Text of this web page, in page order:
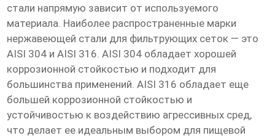
стали напрямую зависит от используемого
материала. Наиболее распространенные марки
нержавеющей стали для фильтрующих сеток — это
AISI 304 и AISI 316. AISI 304 обладает хорошей
коррозионной стойкостью и подходит для
большинства применений. AISI 316 обладает еще
большей коррозионной стойкостью и
устойчивостью к воздействию агрессивных сред,
что делает ее идеальным выбором для пищевой